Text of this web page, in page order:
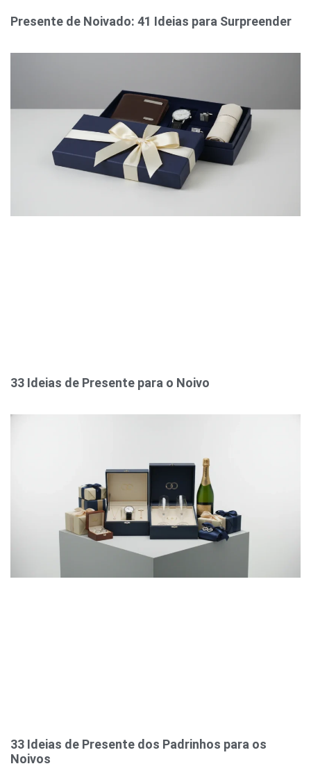
Presente de Noivado: 41 Ideias para Surpreender
33 Ideias de Presente para o Noivo
33 Ideias de Presente dos Padrinhos para os
Noivos